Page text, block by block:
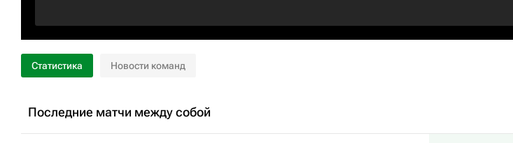
Статистика Новости команд
Последние матчи между собой